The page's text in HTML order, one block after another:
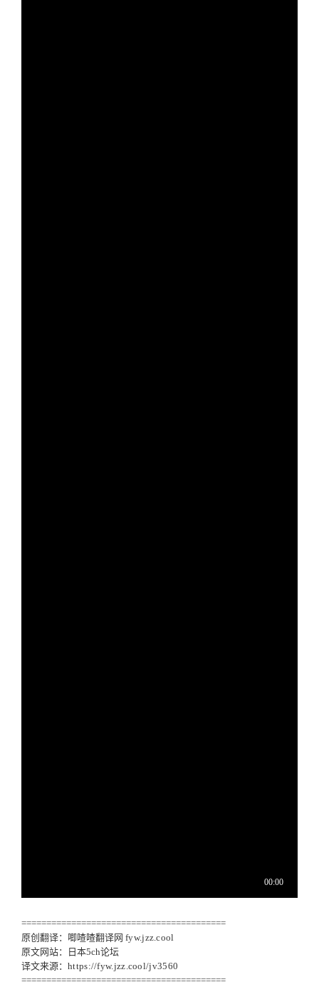
=========================================
原创翻译：唧喳喳翻译网 fyw.jzz.cool
原文网站：日本5ch论坛
译文来源： https://fyw.jzz.cool/jv3560
=========================================